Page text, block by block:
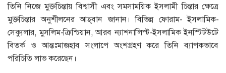
তিনি নিজে মুক্তচিন্তায় বিশ্বাসী এবং সমসাময়িক ইসলামী চিন্তার ক্ষেত্রে
মুক্তচিন্তার অনুশীলনের আহ্‌বান জানান। বিভিন্ন ফোরাম- ইসলামিক-
সেক্যুলার, মুসলিম-ক্রিশ্চিয়ান, আরব ন্যাশনালিস্ট-ইসলামিক ইনস্টিটউটে
বিতর্ক ও আন্তঃমাজহাব সংলাপে অংশগ্রহণ করে তিনি ব্যাপকভাবে
পরিচিতি লাভ করেছেন।